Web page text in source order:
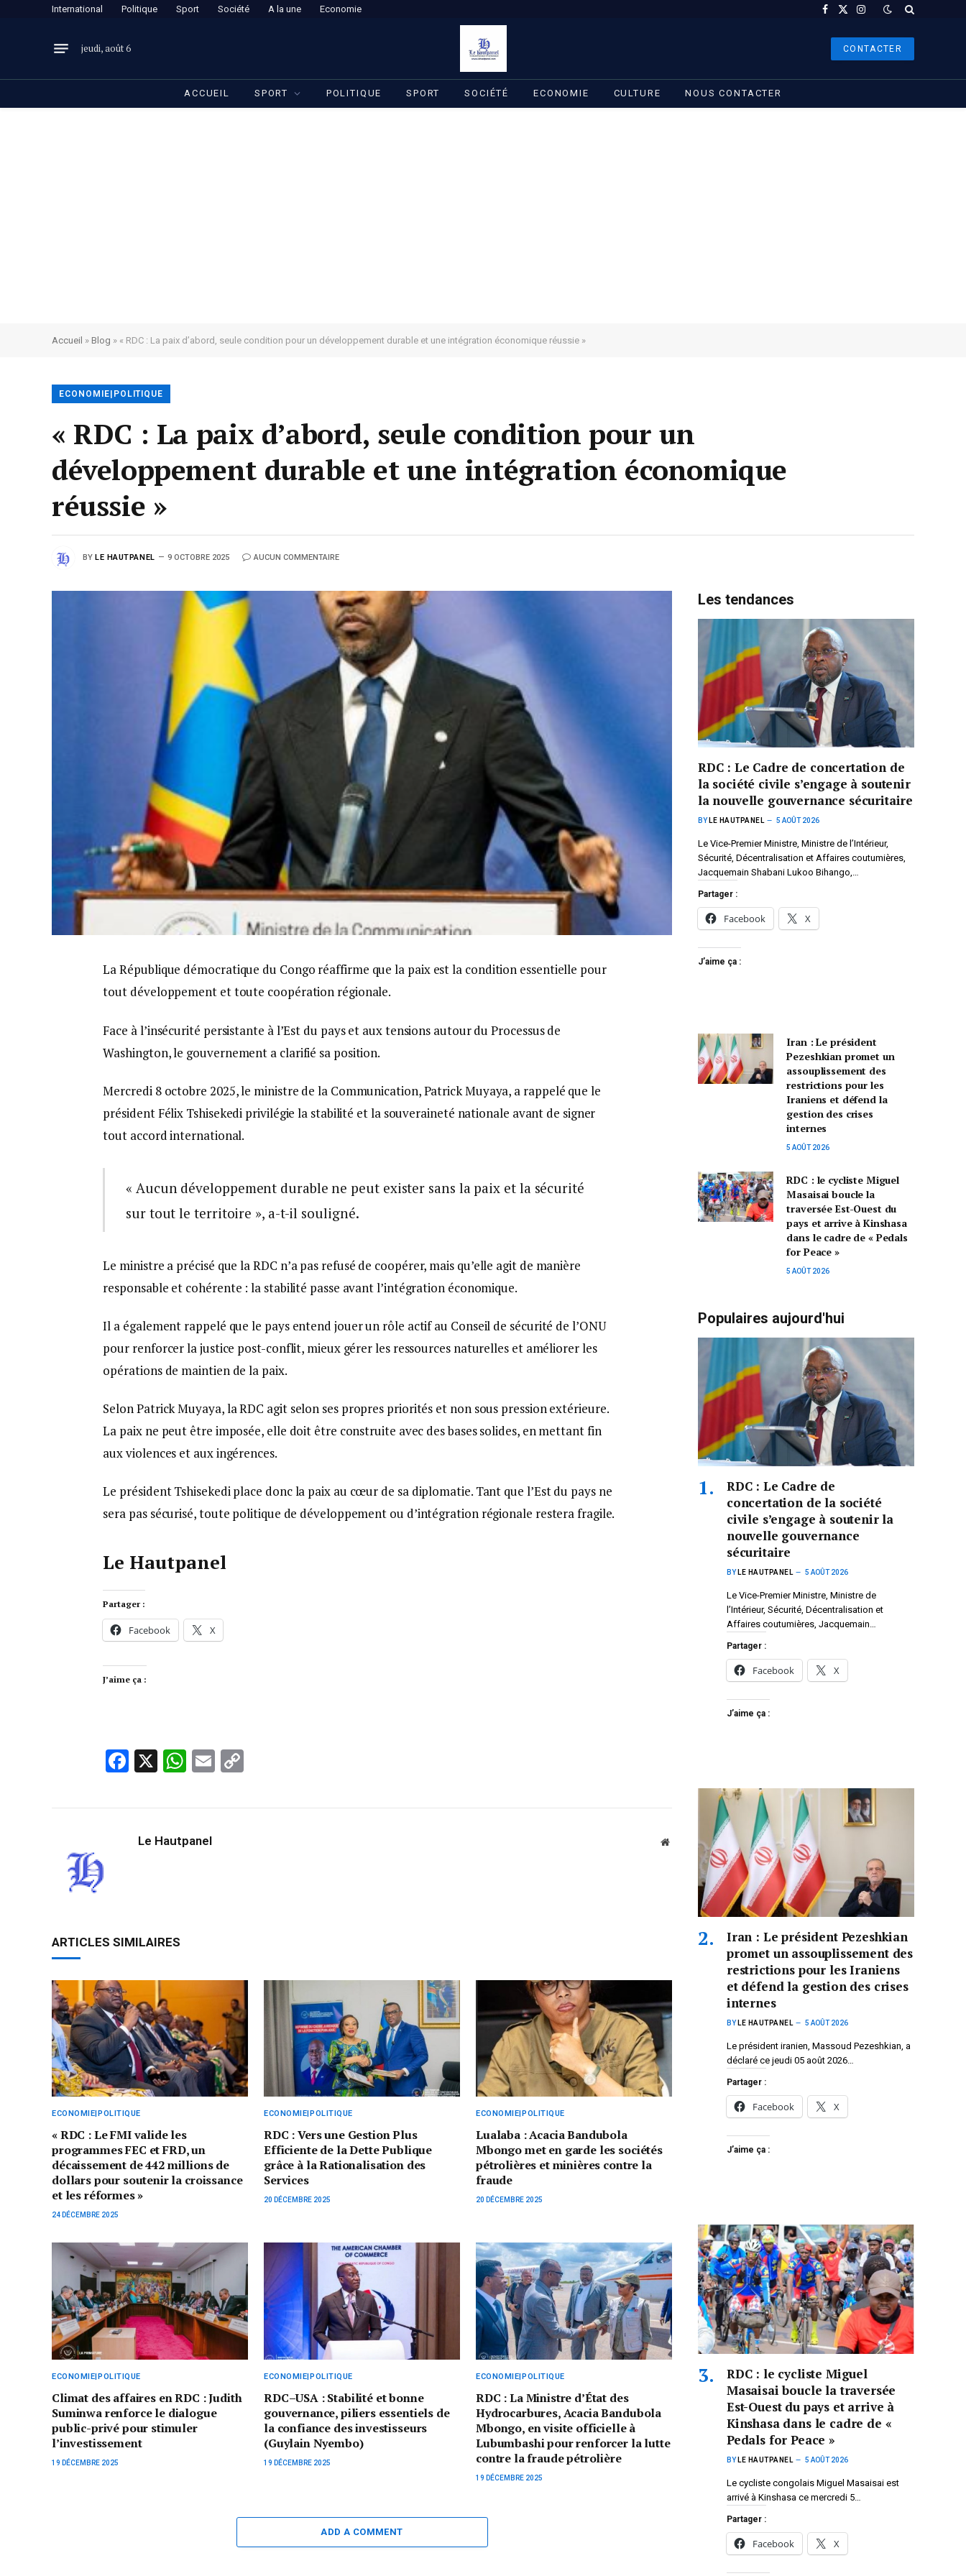
International Politique Sport Société A la une Economie Facebook
X
Instagram
jeudi, août 6 CONTACTER
ACCUEIL SPORT POLITIQUE SPORT SOCIÉTÉ ECONOMIE CULTURE NOUS CONTACTER
Accueil » Blog » « RDC : La paix d’abord, seule condition pour un développement durable et une intégration économique réussie »
ECONOMIE|POLITIQUE
« RDC : La paix d’abord, seule condition pour un
développement durable et une intégration économique
réussie »
BY LE HAUTPANEL 9 OCTOBRE 2025 AUCUN COMMENTAIRE
La République démocratique du Congo réaffirme que la paix est la condition essentielle pour
tout développement et toute coopération régionale.
Face à l’insécurité persistante à l’Est du pays et aux tensions autour du Processus de
Washington, le gouvernement a clarifié sa position.
Mercredi 8 octobre 2025, le ministre de la Communication, Patrick Muyaya, a rappelé que le
président Félix Tshisekedi privilégie la stabilité et la souveraineté nationale avant de signer
tout accord international.
« Aucun développement durable ne peut exister sans la paix et la sécurité
sur tout le territoire », a-t-il souligné.
Le ministre a précisé que la RDC n’a pas refusé de coopérer, mais qu’elle agit de manière
responsable et cohérente : la stabilité passe avant l’intégration économique.
Il a également rappelé que le pays entend jouer un rôle actif au Conseil de sécurité de l’ONU
pour renforcer la justice post-conflit, mieux gérer les ressources naturelles et améliorer les
opérations de maintien de la paix.
Selon Patrick Muyaya, la RDC agit selon ses propres priorités et non sous pression extérieure.
La paix ne peut être imposée, elle doit être construite avec des bases solides, en mettant fin
aux violences et aux ingérences.
Le président Tshisekedi place donc la paix au cœur de sa diplomatie. Tant que l’Est du pays ne
sera pas sécurisé, toute politique de développement ou d’intégration régionale restera fragile.
Le Hautpanel
Partager :
Facebook X
J’aime ça :
Facebook
X WhatsApp
Email
Le Hautpanel Website
ARTICLES SIMILAIRES
ECONOMIE|POLITIQUE
« RDC : Le FMI valide les
programmes FEC et FRD, un
décaissement de 442 millions de
dollars pour soutenir la croissance
et les réformes »
24 DÉCEMBRE 2025
ECONOMIE|POLITIQUE
RDC : Vers une Gestion Plus
Efficiente de la Dette Publique
grâce à la Rationalisation des
Services
20 DÉCEMBRE 2025
ECONOMIE|POLITIQUE
Lualaba : Acacia Bandubola
Mbongo met en garde les sociétés
pétrolières et minières contre la
fraude
20 DÉCEMBRE 2025
ECONOMIE|POLITIQUE
Climat des affaires en RDC : Judith
Suminwa renforce le dialogue
public-privé pour stimuler
l’investissement
19 DÉCEMBRE 2025
ECONOMIE|POLITIQUE
RDC–USA : Stabilité et bonne
gouvernance, piliers essentiels de
la confiance des investisseurs
(Guylain Nyembo)
19 DÉCEMBRE 2025
ECONOMIE|POLITIQUE
RDC : La Ministre d’État des
Hydrocarbures, Acacia Bandubola
Mbongo, en visite officielle à
Lubumbashi pour renforcer la lutte
contre la fraude pétrolière
19 DÉCEMBRE 2025
ADD A COMMENT
Les tendances
RDC : Le Cadre de concertation de
la société civile s’engage à soutenir
la nouvelle gouvernance sécuritaire
BY LE HAUTPANEL 5 AOÛT 2026
Le Vice-Premier Ministre, Ministre de l’Intérieur,
Sécurité, Décentralisation et Affaires coutumières,
Jacquemain Shabani Lukoo Bihango,…
Partager :
Facebook X
J’aime ça :
Iran : Le président
Pezeshkian promet un
assouplissement des
restrictions pour les
Iraniens et défend la
gestion des crises
internes
5 AOÛT 2026
RDC : le cycliste Miguel
Masaisai boucle la
traversée Est-Ouest du
pays et arrive à Kinshasa
dans le cadre de « Pedals
for Peace »
5 AOÛT 2026
Populaires aujourd'hui
RDC : Le Cadre de
concertation de la société
civile s’engage à soutenir la
nouvelle gouvernance
sécuritaire
BY LE HAUTPANEL 5 AOÛT 2026
Le Vice-Premier Ministre, Ministre de
l’Intérieur, Sécurité, Décentralisation et
Affaires coutumières, Jacquemain…
Partager :
Facebook X
J’aime ça :
Iran : Le président Pezeshkian
promet un assouplissement des
restrictions pour les Iraniens
et défend la gestion des crises
internes
BY LE HAUTPANEL 5 AOÛT 2026
Le président iranien, Massoud Pezeshkian, a
déclaré ce jeudi 05 août 2026…
Partager :
Facebook X
J’aime ça :
RDC : le cycliste Miguel
Masaisai boucle la traversée
Est-Ouest du pays et arrive à
Kinshasa dans le cadre de «
Pedals for Peace »
BY LE HAUTPANEL 5 AOÛT 2026
Le cycliste congolais Miguel Masaisai est
arrivé à Kinshasa ce mercredi 5…
Partager :
Facebook X